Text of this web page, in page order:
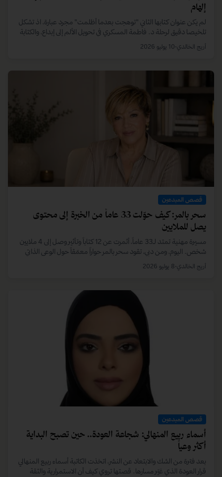
محورية؟
تكشف د. أمل غانم، المتخصصة في الكوتشينج والتطوير الذاتي، عن رحلتها
غير التقليدية. استطاعت أن تجمع بين تخصص القانون ومسؤولياتها
الأسرية لبناء هوية مهنية فريدة في مجال التطوير الذاتي.
لسنوات، شارك عمر العنزي في المبادرات المجتمعية منتظراً الفرصة
المناسبة. وعندما أدرك أن التأثير الحقيقي يتطلب صناعة الفرص، قرر بناء
كيان شبابي من الصفر ليصبح مصدر إلهام للشباب.
•18 يونيو 2026
تابع القراءة…